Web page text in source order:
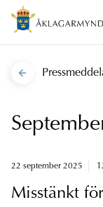
22 september 2025
Misstänkt